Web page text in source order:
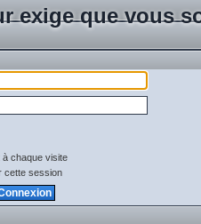
exige que vous
à chaque visite
cette session